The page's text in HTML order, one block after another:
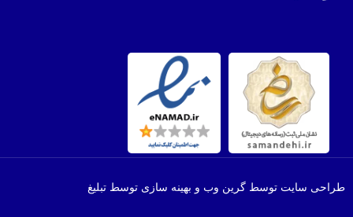
طراحی سایت توسط گرین وب و بهینه سازی توسط تبلیغ